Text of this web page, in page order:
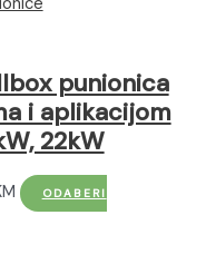
do
punionica
i aplikacijom
22kW
RasponODABERI